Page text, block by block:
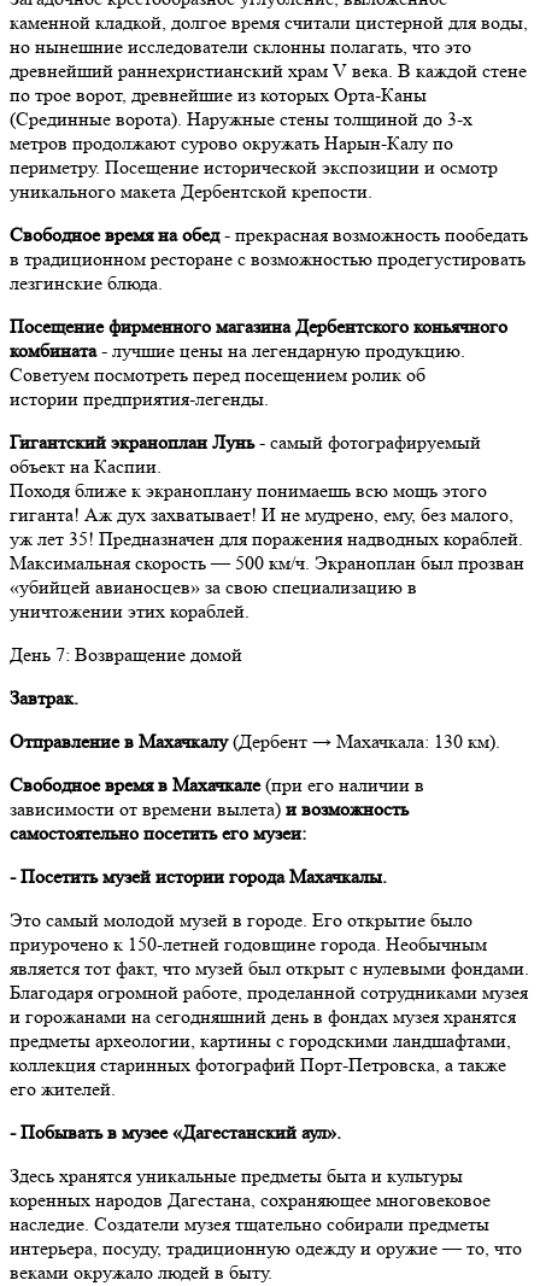
каменной кладкой, долгое время считали цистерной для воды,
но нынешние исследователи склонны полагать, что это
древнейший раннехристианский храм V века. В каждой стене
по трое ворот, древнейшие из которых Орта-Каны
(Срединные ворота). Наружные стены толщиной до 3-х
метров продолжают сурово окружать Нарын-Калу по
периметру. Посещение исторической экспозиции и осмотр
уникального макета Дербентской крепости.
Свободное время на обед- прекрасная возможность пообедать
в традиционном ресторане c возможностью продегустировать
лезгинские блюда.
Посещение фирменного магазина Дербентского коньячного
комбината- лучшие цены на легендарную продукцию.
Советуем посмотреть перед посещением ролик об
истории предприятия-легенды.
Гигантский экраноплан Лунь- самый фотографируемый
объект на Каспии.
Походя ближе к экраноплану понимаешь всю мощь этого
гиганта! Аж дух захватывает! И не мудрено, ему, без малого,
уж лет 35! Предназначен для поражения надводных кораблей.
Максимальная скорость — 500 км/ч. Экраноплан был прозван
«убийцей авианосцев» за свою специализацию в
уничтожении этих кораблей.
День 7: Возвращение домой
Завтрак.
Отправление в Махачкалу(Дербент → Махачкала: 130 км).
Свободное время в Махачкале(при его наличии в
зависимости от времени вылета) и возможность
самостоятельно посетить его музеи:
- Посетить музей истории города Махачкалы.
Это самый молодой музей в городе. Его открытие было
приурочено к 150-летней годовщине города. Необычным
является тот факт, что музей был открыт с нулевыми фондами.
Благодаря огромной работе, проделанной сотрудниками музея
и горожанами на сегодняшний день в фондах музея хранятся
предметы археологии, картины с городскими ландшафтами,
коллекция старинных фотографий Порт-Петровска, а также
его жителей.
- Побывать в музее «Дагестанский аул».
Здесь хранятся уникальные предметы быта и культуры
коренных народов Дагестана, сохраняющее многовековое
наследие. Создатели музея тщательно собирали предметы
интерьера, посуду, традиционную одежду и оружие — то, что
веками окружало людей в быту.